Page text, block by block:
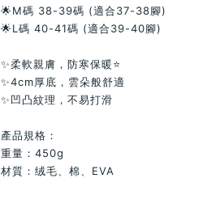
🌟M碼 38-39碼 (適合37-38腳)
🌟L碼 40-41碼 (適合39-40腳)
✨柔軟親膚，防寒保暖⭐
✨4cm厚底，雲朵般舒適
✨凹凸紋理，不易打滑
產品規格：
重量：450g
材質：绒毛、棉、EVA